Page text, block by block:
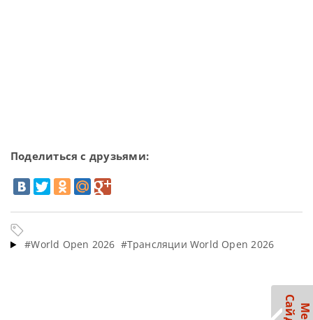
Поделиться с друзьями:
#World Open 2026 #Трансляции World Open 2026